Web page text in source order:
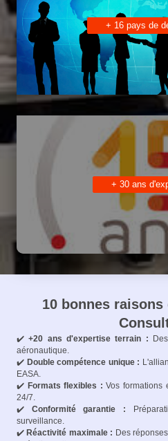
+ 16 pays de
+ 30 ans
10 bonnes
✔️+20 ans d'expertise terrain :
aéronautique.
✔️ Double compétence unique :
EASA.
✔️ Formats flexibles : Vos formations
24/7.
✔️ Conformité garantie :
surveillance.
✔️Réactivité maximale : Des